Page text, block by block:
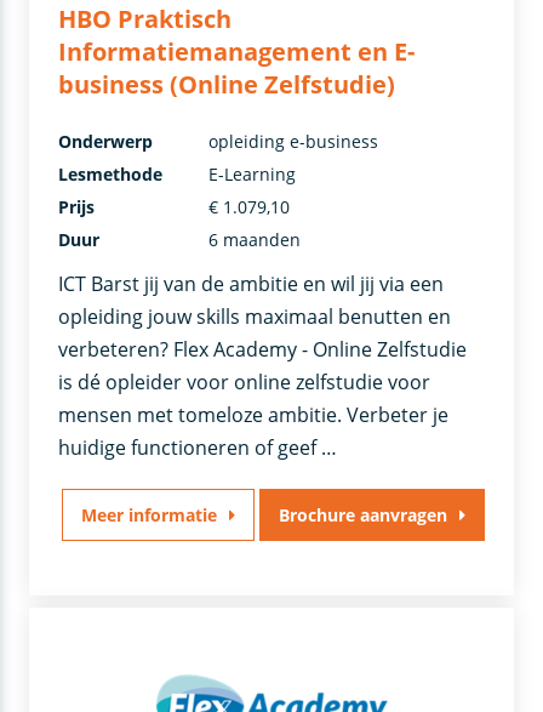
HBO Praktisch
Informatiemanagement en E-
business (Online Zelfstudie)
ICT Barst jij van de ambitie en wil jij via een
opleiding jouw skills maximaal benutten en
verbeteren? Flex Academy - Online Zelfstudie
is dé opleider voor online zelfstudie voor
mensen met tomeloze ambitie. Verbeter je
huidige functioneren of geef …
Onderwerp
opleiding e-business
Lesmethode
E-Learning
Prijs
€ 1.079,10
Duur
6 maanden
Meer informatie Brochure aanvragen